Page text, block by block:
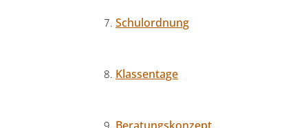
Schulordnung
Klassentage